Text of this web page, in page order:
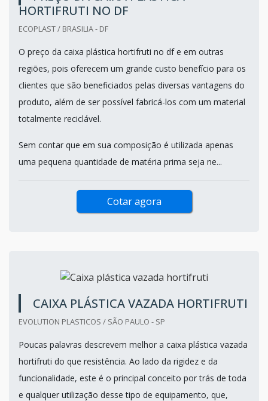
HORTIFRUTI NO DF
ECOPLAST / BRASILIA - DF
O preço da caixa plástica hortifruti no df e em outras
regiões, pois oferecem um grande custo benefício para os
clientes que são beneficiados pelas diversas vantagens do
produto, além de ser possível fabricá-los com um material
totalmente reciclável.
Sem contar que em sua composição é utilizada apenas
uma pequena quantidade de matéria prima seja ne...
Cotar agora
CAIXA PLÁSTICA VAZADA HORTIFRUTI
EVOLUTION PLASTICOS / SÃO PAULO - SP
Poucas palavras descrevem melhor a caixa plástica vazada
hortifruti do que resistência. Ao lado da rigidez e da
funcionalidade, este é o principal conceito por trás de toda
e qualquer utilização desse tipo de equipamento, que,